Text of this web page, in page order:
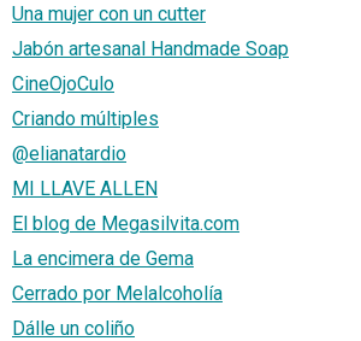
Una mujer con un cutter
Jabón artesanal Handmade Soap
CineOjoCulo
Criando múltiples
@elianatardio
MI LLAVE ALLEN
El blog de Megasilvita.com
La encimera de Gema
Cerrado por Melalcoholía
Dálle un coliño